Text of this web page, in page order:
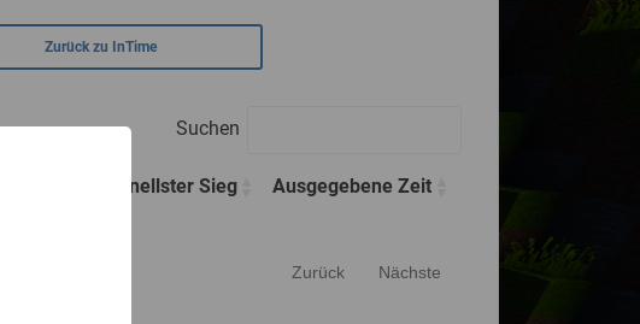
Zurück zu InTime
Suchen
Schnellster Sieg
Ausgegebene Zeit
Zurück Nächste